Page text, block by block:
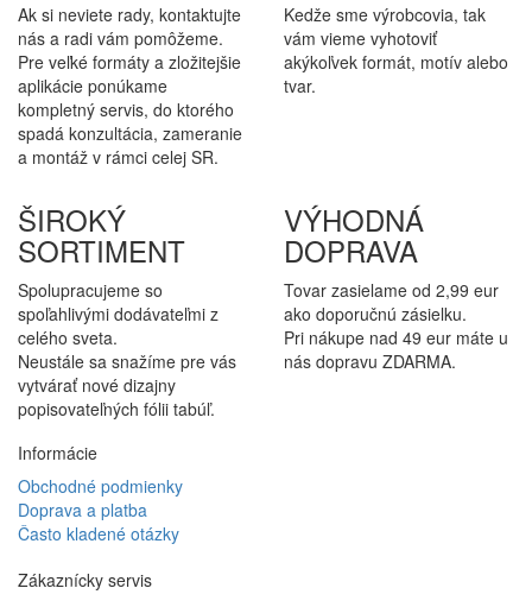
Ak si neviete rady, kontaktujte
nás a radi vám pomôžeme.
Pre veľké formáty a zložitejšie
aplikácie ponúkame
kompletný servis, do ktorého
spadá konzultácia, zameranie
a montáž v rámci celej SR.
Kedže sme výrobcovia, tak
vám vieme vyhotoviť
akýkoľvek formát, motív alebo
tvar.
ŠIROKÝ
SORTIMENT
Spolupracujeme so
spoľahlivými dodávateľmi z
celého sveta.
Neustále sa snažíme pre vás
vytvárať nové dizajny
popisovateľných fólii tabúľ.
VÝHODNÁ
DOPRAVA
Tovar zasielame od 2,99 eur
ako doporučnú zásielku.
Pri nákupe nad 49 eur máte u
nás dopravu ZDARMA.
Informácie
Obchodné podmienky
Doprava a platba
Často kladené otázky
Zákaznícky servis